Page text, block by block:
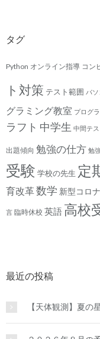
タグ
Python オンライン指導 コン
ト対策 テスト範囲 パ
グラミング教室 プログ
ラフト 中学生 中間テス
出題傾向 勉強の仕方 勉
受験 学校の先生 定
育改革 数学 新型コロ
言 臨時休校 英語 高校
最近の投稿
【天体観測】夏の